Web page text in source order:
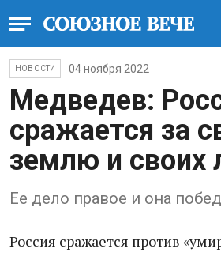
НОВОСТИ 04 ноября 2022
Медведев:
сражается за
землю и своих
Ее дело правое и она
Россия сражается против